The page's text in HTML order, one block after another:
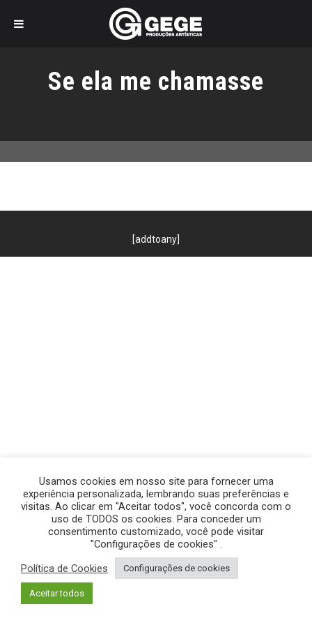
o
Se ela me chamasse
[addtoany]
© GEGE PRODUÇÕES – TODOS OS DIREITOS RESERVADOS.
POLÍTICA DE PRIVACIDADE
Usamos cookies em nosso site para fornecer uma
experiência personalizada, lembrando suas preferências e
visitas. Ao clicar em "Aceitar todos", você concorda com o
uso de TODOS os cookies. Para conceder um
consentimento customizado, você pode visitar
"Configurações de cookies" .
Política de Cookies
Configurações de cookies
Aceitar todos